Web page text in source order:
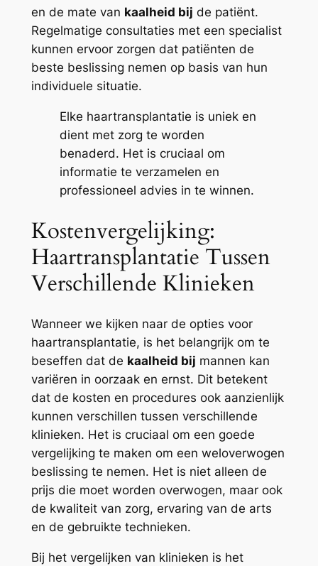
en de mate van kaalheid bij de patiënt.
Regelmatige consultaties met een specialist
kunnen ervoor zorgen dat patiënten de
beste beslissing nemen op basis van hun
individuele situatie.
Elke haartransplantatie is uniek en
dient met zorg te worden
benaderd. Het is cruciaal om
informatie te verzamelen en
professioneel advies in te winnen.
Kostenvergelijking:
Haartransplantatie Tussen
Verschillende Klinieken
Wanneer we kijken naar de opties voor
haartransplantatie, is het belangrijk om te
beseffen dat de kaalheid bij mannen kan
variëren in oorzaak en ernst. Dit betekent
dat de kosten en procedures ook aanzienlijk
kunnen verschillen tussen verschillende
klinieken. Het is cruciaal om een goede
vergelijking te maken om een weloverwogen
beslissing te nemen. Het is niet alleen de
prijs die moet worden overwogen, maar ook
de kwaliteit van zorg, ervaring van de arts
en de gebruikte technieken.
Bij het vergelijken van klinieken is het